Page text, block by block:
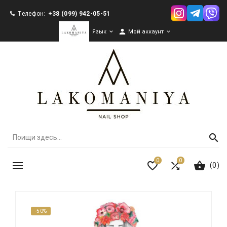
Телефон: +38 (099) 942-05-51
Язык   Мой аккаунт 
0 0
(0)
-50%